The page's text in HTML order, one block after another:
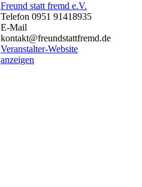
Freund statt fremd e.V.
Telefon 0951 91418935
E-Mail
kontakt@freundstattfremd.de
Veranstalter-Website
anzeigen